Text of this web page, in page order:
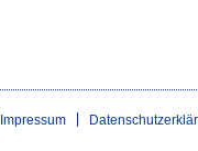
Impressum